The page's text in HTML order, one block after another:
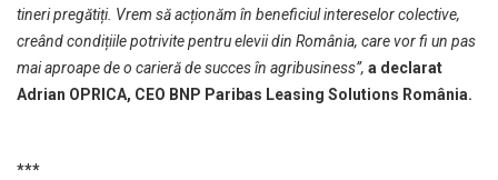
tineri pregătiți. Vrem să acționăm în beneficiul intereselor colective,
creând condițiile potrivite pentru elevii din România, care vor fi un pas
mai aproape de o carieră de succes în agribusiness”, a declarat
Adrian OPRICA, CEO BNP Paribas Leasing Solutions România.
***